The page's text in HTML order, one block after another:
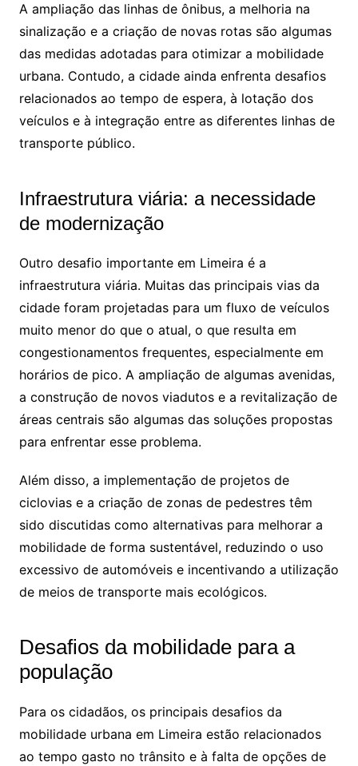
A ampliação das linhas de ônibus, a melhoria na
sinalização e a criação de novas rotas são algumas
das medidas adotadas para otimizar a mobilidade
urbana. Contudo, a cidade ainda enfrenta desafios
relacionados ao tempo de espera, à lotação dos
veículos e à integração entre as diferentes linhas de
transporte público.
Infraestrutura viária: a necessidade
de modernização
Outro desafio importante em Limeira é a
infraestrutura viária. Muitas das principais vias da
cidade foram projetadas para um fluxo de veículos
muito menor do que o atual, o que resulta em
congestionamentos frequentes, especialmente em
horários de pico. A ampliação de algumas avenidas,
a construção de novos viadutos e a revitalização de
áreas centrais são algumas das soluções propostas
para enfrentar esse problema.
Além disso, a implementação de projetos de
ciclovias e a criação de zonas de pedestres têm
sido discutidas como alternativas para melhorar a
mobilidade de forma sustentável, reduzindo o uso
excessivo de automóveis e incentivando a utilização
de meios de transporte mais ecológicos.
Desafios da mobilidade para a
população
Para os cidadãos, os principais desafios da
mobilidade urbana em Limeira estão relacionados
ao tempo gasto no trânsito e à falta de opções de